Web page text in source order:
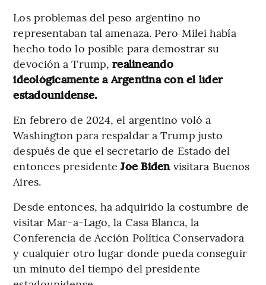
Los problemas del peso argentino no
representaban tal amenaza. Pero Milei había
hecho todo lo posible para demostrar su
devoción a Trump,realineando
ideológicamente a Argentina con el líder
estadounidense.
En febrero de 2024, el argentino voló a
Washington para respaldar a Trump justo
después de que el secretario de Estado del
entonces presidenteJoe Bidenvisitara Buenos
Aires.
Desde entonces, ha adquirido la costumbre de
visitar Mar-a-Lago, la Casa Blanca, la
Conferencia de Acción Política Conservadora
y cualquier otro lugar donde pueda conseguir
un minuto del tiempo del presidente